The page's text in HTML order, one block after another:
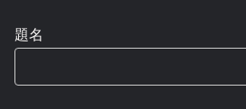
題名